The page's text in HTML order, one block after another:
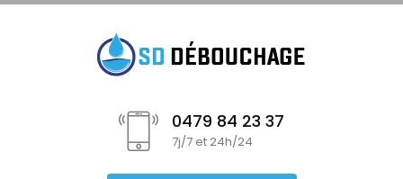
0479 84 23 37
7j/7 et 24h/24